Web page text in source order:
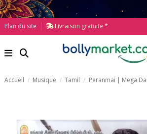
Plan du site Livraison gratuite *
Accueil Musique Tamil Peranmai | Mega